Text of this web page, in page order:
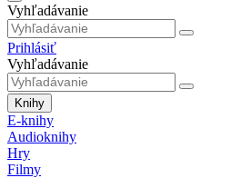
Vyhľadávanie
Prihlásiť
Vyhľadávanie
Knihy
E-knihy
Audioknihy
Hry
Filmy